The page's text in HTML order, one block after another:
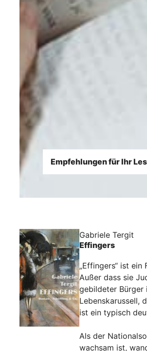
Empfehlungen für Ihr
Gabriele Tergit
Effingers
„Effingers“ ist
Außer dass sie
gebildeter Bürger
Lebenskarussell,
ist ein typisch
Als der
wachsam ist,